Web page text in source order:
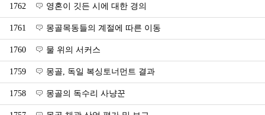
1762 영혼이 깃든 시에 대한 경의
1761 몽골목동들의 계절에 따른 이동
1760 물 위의 서커스
1759 몽골, 독일 복싱토너먼트 결과
1758 몽골의 독수리 사냥꾼